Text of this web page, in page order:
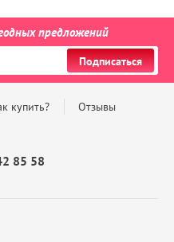
предложений
Подписаться
купить?
Отзывы
85 58